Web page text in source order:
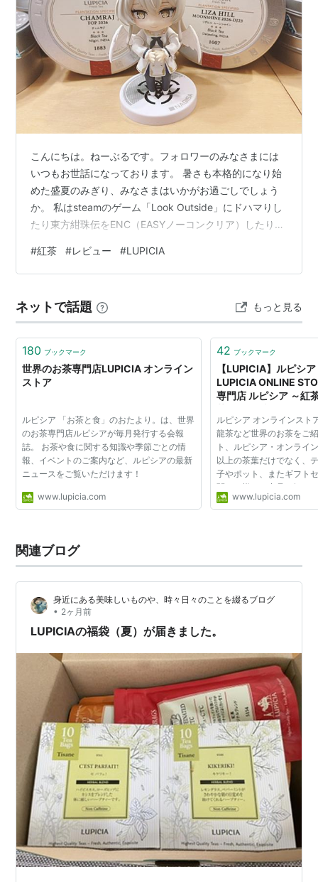
こんにちは。ねーぶるです。フォロワーのみなさまには
いつもお世話になっております。 暑さも本格的になり始
めた盛夏のみぎり、みなさまはいかがお過ごしでしょう
か。 私はsteamのゲーム「Look Outside」にドハマりし
たり東方紺珠伝をENC（EASYノーコンクリア）したりと
し、それに伴って午前に起きられるようになり人生が豊
かな状態です。それもこれもLook Outsideのストーリー
シル、この二つのおかげです。前者はエンディングに到
達したらレビューをブログにしたいと思います。 さて、
前置きはこ…
#紅茶 #レビュー #LUPICIA
ネットで話題 もっと見る
180 ブックマーク
世界のお茶専門店LUPICIA オンライン
ストア
ルピシア 「お茶と食」のおたより。は、世界
のお茶専門店ルピシアが毎月発行する会報
誌。 お茶や食に関する知識や季節ごとの情
報、イベントのご案内など、ルピシアの最新
ニュースをご覧いただけます！
www.lupicia.com
42 ブックマーク
【LUPICIA】ルピシ
LUPICIA ONLINE
専門店 ルピシア ～紅
ルピシア オンラインスト
龍茶など世界のお茶をご
ト、ルピシア・オンライ
以上の茶葉だけでなく、
子やポット、またギフト
関する様々な商品を扱っ
グルマン オンラインスト
www.lupicia.com
関連ブログ
身近にある美味しいものや、時々日々のことを綴るブログ
• 2ヶ月前
LUPICIAの福袋（夏）が届きました。